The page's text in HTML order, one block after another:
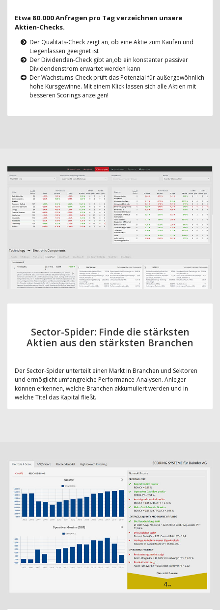
Etwa 80.000 Anfragen pro Tag verzeichnen unsere
Aktien-Checks.
Der Qualitäts-Check zeigt an, ob eine Aktie zum Kaufen und
Liegenlassen geeignet ist
Der Dividenden-Check gibt an,ob ein konstanter passiver
Dividendenstrom erwartet werden kann
Der Wachstums-Check prüft das Potenzial für außergewöhnlich
hohe Kursgewinne. Mit einem Klick lassen sich alle Aktien mit
besseren Scorings anzeigen!
Sector-Spider: Finde die stärksten
Aktien aus den stärksten Branchen
Der Sector-Spider unterteilt einen Markt in Branchen und Sektoren
und ermöglicht umfangreiche Performance-Analysen. Anleger
können erkennen, welche Branchen akkumuliert werden und in
welche Titel das Kapital fließt.